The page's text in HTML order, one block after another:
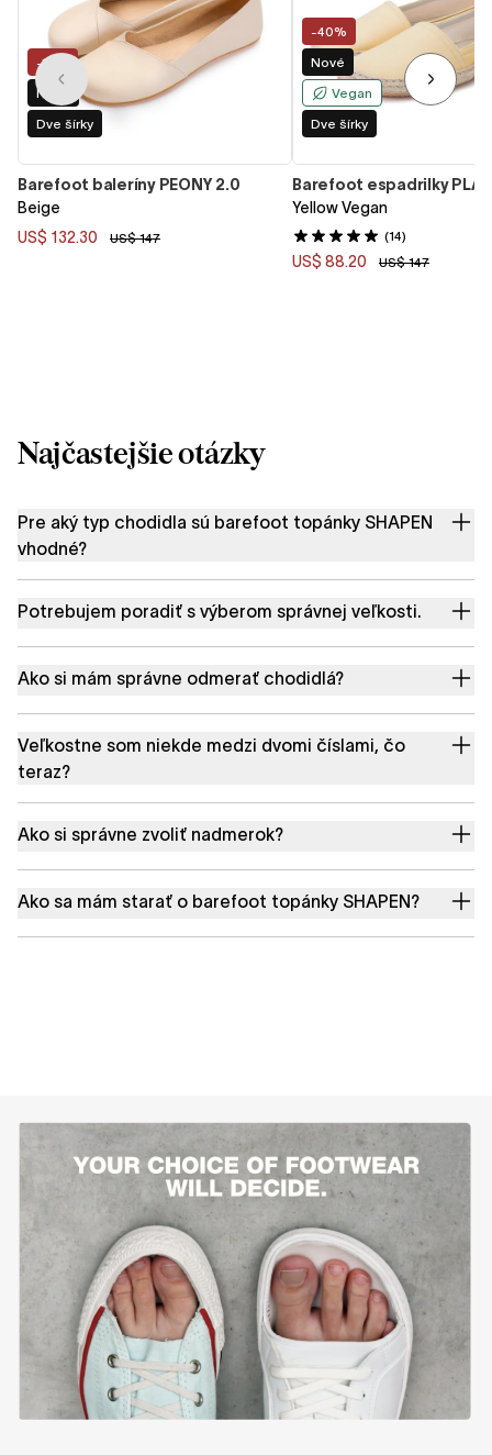
-10%
Nové
Dve šírky
Barefoot baleríny PEONY 2.0
Beige
US$ 132.30
US$ 147
-40%
Nové
Vegan
Dve šírky
Barefoot espadrilky
Yellow Vegan
(14)
US$ 88.20 US$ 147
Najčastejšie otázky
Pre aký typ chodidla sú barefoot topánky SHAPEN
vhodné?
Potrebujem poradiť s výberom správnej veľkosti.
Ako si mám správne odmerať chodidlá?
Veľkostne som niekde medzi dvomi číslami, čo
teraz?
Ako si správne zvoliť nadmerok?
Ako sa mám starať o barefoot topánky SHAPEN?